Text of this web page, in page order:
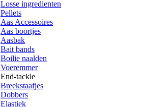
Losse ingredienten
Pellets
Aas Accessoires
Aas boortjes
Aasbak
Bait bands
Boilie naalden
Voeremmer
End-tackle
Breekstaafjes
Dobbers
Elastiek